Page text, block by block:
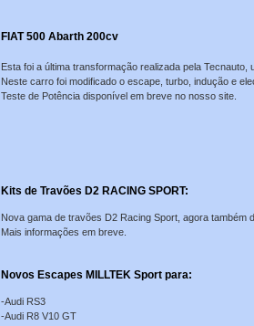
FIAT 500 Abarth 200cv
Esta foi a última transformação realizada pela Tecnauto,
Neste carro foi modificado o escape, turbo, indução e
Teste de Potência disponível em breve no nosso site.
Kits de Travões D2 RACING SPORT:
Nova gama de travões D2 Racing Sport, agora também
Mais informações em breve.
Novos Escapes MILLTEK Sport para:
-Audi RS3
-Audi R8 V10 GT